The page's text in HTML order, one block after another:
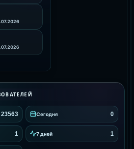
23563 Сегодня 0
1 7 дней 1